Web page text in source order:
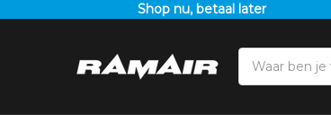
Shop nu, betaal later